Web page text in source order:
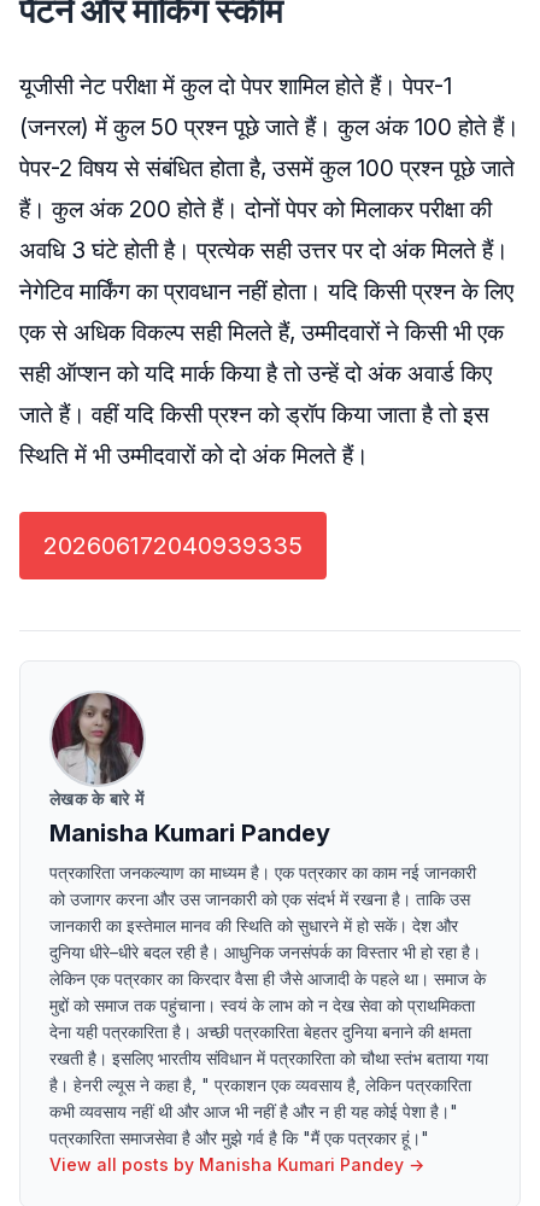
पैटर्न और मार्किंग स्कीम
यूजीसी नेट परीक्षा में कुल दो पेपर शामिल होते हैं। पेपर-1
(जनरल) में कुल 50 प्रश्न पूछे जाते हैं। कुल अंक 100 होते हैं।
पेपर-2 विषय से संबंधित होता है, उसमें कुल 100 प्रश्न पूछे जाते
हैं। कुल अंक 200 होते हैं। दोनों पेपर को मिलाकर परीक्षा की
अवधि 3 घंटे होती है। प्रत्येक सही उत्तर पर दो अंक मिलते हैं।
नेगेटिव मार्किंग का प्रावधान नहीं होता। यदि किसी प्रश्न के लिए
एक से अधिक विकल्प सही मिलते हैं, उम्मीदवारों ने किसी भी एक
सही ऑप्शन को यदि मार्क किया है तो उन्हें दो अंक अवार्ड किए
जाते हैं। वहीं यदि किसी प्रश्न को ड्रॉप किया जाता है तो इस
स्थिति में भी उम्मीदवारों को दो अंक मिलते हैं।
202606172040939335
लेखक के बारे में
Manisha Kumari Pandey
पत्रकारिता जनकल्याण का माध्यम है। एक पत्रकार का काम नई जानकारी
को उजागर करना और उस जानकारी को एक संदर्भ में रखना है। ताकि उस
जानकारी का इस्तेमाल मानव की स्थिति को सुधारने में हो सकें। देश और
दुनिया धीरे–धीरे बदल रही है। आधुनिक जनसंपर्क का विस्तार भी हो रहा है।
लेकिन एक पत्रकार का किरदार वैसा ही जैसे आजादी के पहले था। समाज के
मुद्दों को समाज तक पहुंचाना। स्वयं के लाभ को न देख सेवा को प्राथमिकता
देना यही पत्रकारिता है। अच्छी पत्रकारिता बेहतर दुनिया बनाने की क्षमता
रखती है। इसलिए भारतीय संविधान में पत्रकारिता को चौथा स्तंभ बताया गया
है। हेनरी ल्यूस ने कहा है, " प्रकाशन एक व्यवसाय है, लेकिन पत्रकारिता
कभी व्यवसाय नहीं थी और आज भी नहीं है और न ही यह कोई पेशा है।"
पत्रकारिता समाजसेवा है और मुझे गर्व है कि "मैं एक पत्रकार हूं।"
View all posts by Manisha Kumari Pandey →